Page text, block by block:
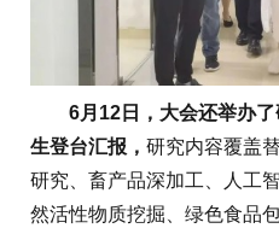
6月12日，大会还举办了
生登台汇报， 研究内容覆盖
研究、畜产品深加工、人工
然活性物质挖掘、绿色食品